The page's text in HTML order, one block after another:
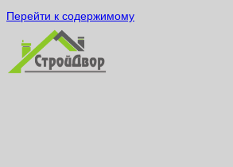
Перейти к содержимому